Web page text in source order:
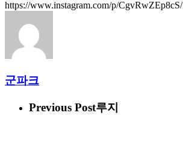
https://www.instagram.com/p/CgvRwZEp8cS/
군파크
Previous Post루지